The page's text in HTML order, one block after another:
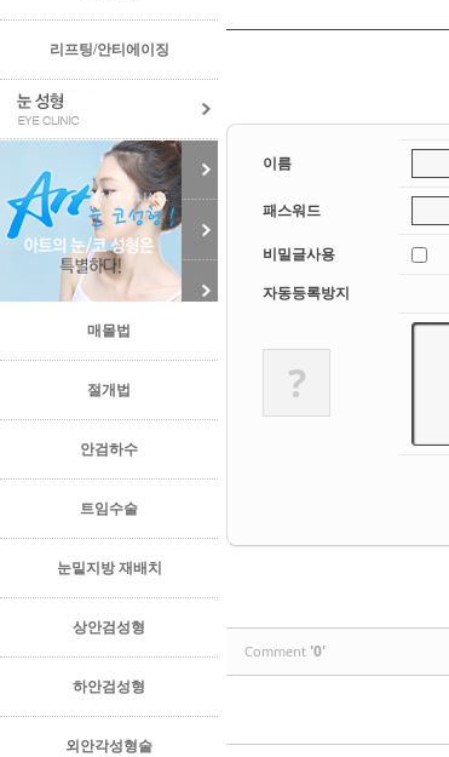
리프팅/안티에이징
매몰법
절개법
안검하수
트임수술
눈밑지방 재배치
상안검성형
하안검성형
외안각성형술
이름
패스워드
비밀글사용
자동등록방지
?
Comment '0'